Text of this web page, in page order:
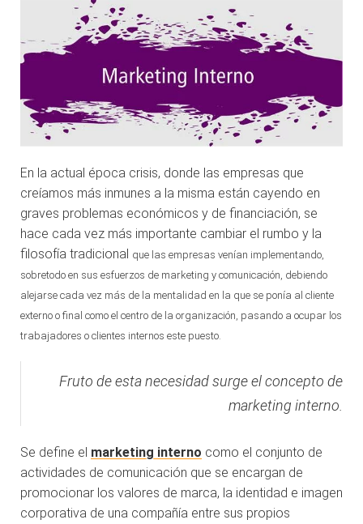
En la actual época crisis, donde las empresas que
creíamos más inmunes a la misma están cayendo en
graves problemas económicos y de financiación, se
hace cada vez más importante cambiar el rumbo y la
filosofía tradicional que las empresas venían implementando,
sobretodo en sus esfuerzos de marketing y comunicación, debiendo
alejarse cada vez más de la mentalidad en la que se ponía al cliente
externo o final como el centro de la organización, pasando a ocupar los
trabajadores o clientes internos este puesto.
Fruto de esta necesidad surge el concepto de
marketing interno.
Se define el marketing interno como el conjunto de
actividades de comunicación que se encargan de
promocionar los valores de marca, la identidad e imagen
corporativa de una compañía entre sus propios